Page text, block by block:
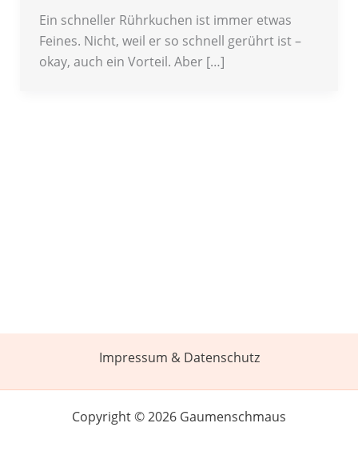
Ein schneller Rührkuchen ist immer etwas
Feines. Nicht, weil er so schnell gerührt ist –
okay, auch ein Vorteil. Aber […]
Impressum & Datenschutz
Copyright © 2026 Gaumenschmaus